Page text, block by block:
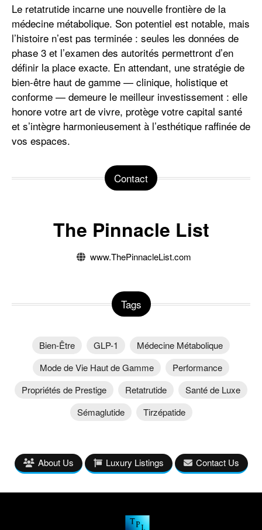
Le retatrutide incarne une nouvelle frontière de la
médecine métabolique. Son potentiel est notable, mais
l’histoire n’est pas terminée : seules les données de
phase 3 et l’examen des autorités permettront d’en
définir la place exacte. En attendant, une stratégie de
bien-être haut de gamme — clinique, holistique et
conforme — demeure le meilleur investissement : elle
honore votre art de vivre, protège votre capital santé
et s’intègre harmonieusement à l’esthétique raffinée de
vos espaces.
Contact
The Pinnacle List
www.ThePinnacleList.com
Tags
Bien-Être GLP-1
Médecine Métabolique
Mode de Vie Haut de Gamme
Performance
Propriétés de Prestige
Retatrutide
Santé de Luxe
Sémaglutide
Tirzépatide
About Us Luxury Listings Contact Us